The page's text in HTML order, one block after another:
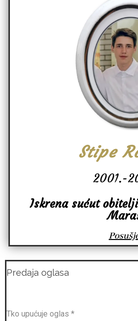
Stipe
2001.-
Iskrena sućut
Predaja oglasa
Tko upućuje oglas *